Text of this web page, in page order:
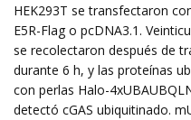
HEK293T se transfectaron
E5R-Flag o pcDNA3.1.
se recolectaron después de
durante 6 h, y las proteínas
con perlas Halo-
detectó cGAS ubiquitinado.